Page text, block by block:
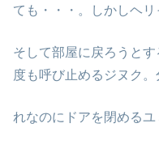
ても・・・。しかしヘリ
そして部屋に戻ろうと
度も呼び止めるジヌク
れなのにドアを閉めるユ